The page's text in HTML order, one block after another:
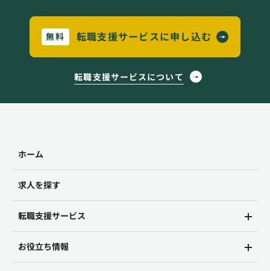
無料 転職支援サービスに申し込む
転職支援サービスについて
ホーム
求人を探す
転職支援サービス
お役立ち情報